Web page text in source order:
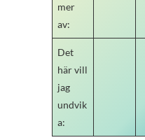
mer
av:
Det
här vill
jag
undvik
a: